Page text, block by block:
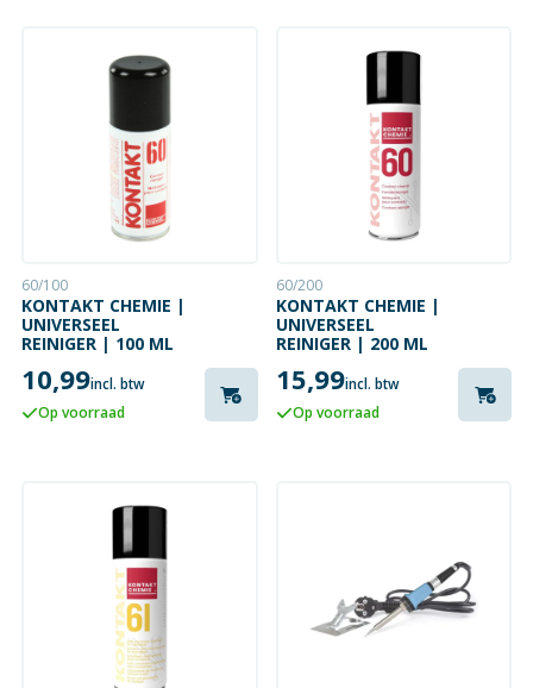
60/100
KONTAKT CHEMIE |
UNIVERSEEL
REINIGER | 100 ML
10,99incl. btw
Op voorraad
60/200
KONTAKT CHEMIE |
UNIVERSEEL
REINIGER | 200 ML
15,99incl. btw
Op voorraad